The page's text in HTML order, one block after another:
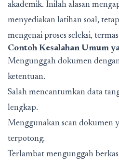
akademik. Inilah alasan
menyediakan latihan soal,
mengenai proses seleksi,
Contoh Kesalahan Umum
Mengunggah dokumen
ketentuan.
Salah mencantumkan data
lengkap.
Menggunakan scan dokumen
terpotong.
Terlambat mengunggah